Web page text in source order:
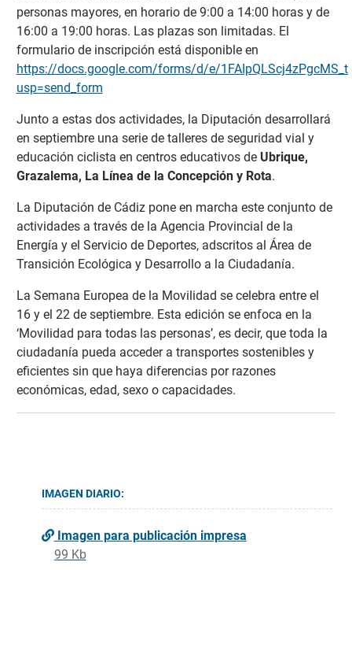
personas mayores, en horario de 9:00 a 14:00 horas y de
16:00 a 19:00 horas. Las plazas son limitadas. El
formulario de inscripción está disponible en
https://docs.google.com/forms/d/e/
usp=send_form
Junto a estas dos actividades, la Diputación desarrollará
en septiembre una serie de talleres de seguridad vial y
educación ciclista en centros educativos de Ubrique,
Grazalema, La Línea de la Concepción y Rota.
La Diputación de Cádiz pone en marcha este conjunto de
actividades a través de la Agencia Provincial de la
Energía y el Servicio de Deportes, adscritos al Área de
Transición Ecológica y Desarrollo a la Ciudadanía.
La Semana Europea de la Movilidad se celebra entre el
16 y el 22 de septiembre. Esta edición se enfoca en la
‘Movilidad para todas las personas’, es decir, que toda la
ciudadanía pueda acceder a transportes sostenibles y
eficientes sin que haya diferencias por razones
económicas, edad, sexo o capacidades.
IMAGEN DIARIO:
Imagen para publicación impresa
99 Kb